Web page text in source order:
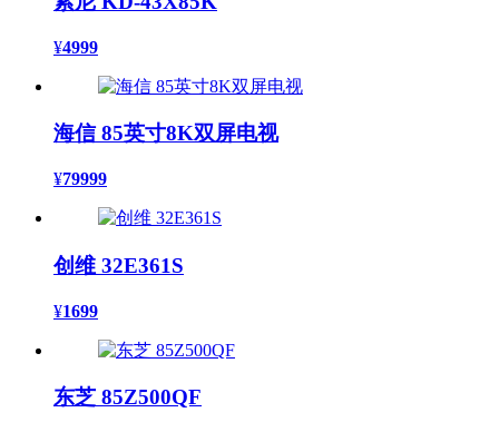
¥4999
海信 85英寸8K双屏电视
¥79999
创维 32E361S
¥1699
东芝 85Z500QF